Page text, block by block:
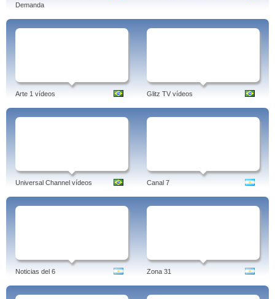
Demanda
Arte 1 vídeos Glitz TV vídeos
Universal Channel vídeos Canal 7
Noticias del 6 Zona 31